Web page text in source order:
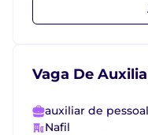
Vaga De
auxiliar de pessoal
Nafil